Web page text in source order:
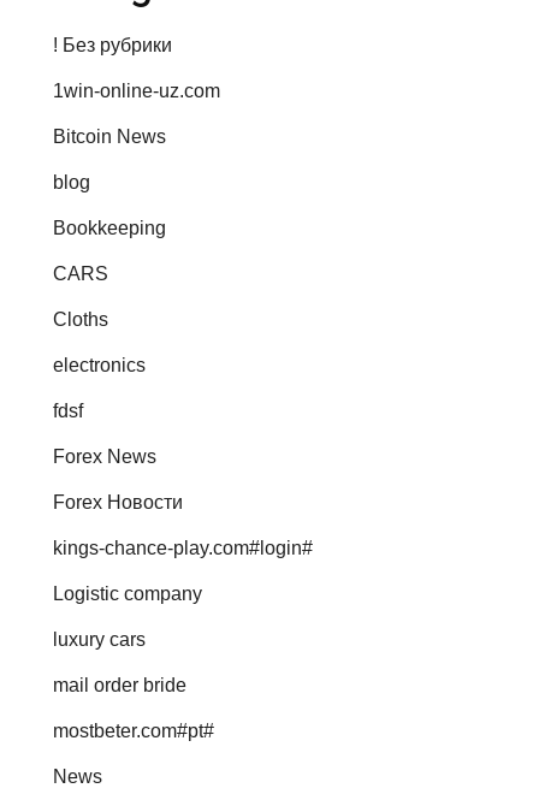
! Без рубрики
1win-online-uz.com
Bitcoin News
blog
Bookkeeping
CARS
Cloths
electronics
fdsf
Forex News
Forex Новости
kings-chance-play.com#login#
Logistic company
luxury cars
mail order bride
mostbeter.com#pt#
News